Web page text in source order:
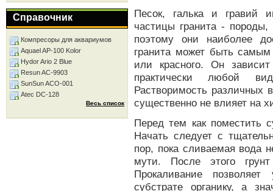
Песок, галька и гравий
частицы гранита -
поэтому они наиболее
гранита может быть самым
или красного. Он
практически любой
Растворимость различных
существенно не влияет на
Перед тем как поместить
Начать следует с
пор, пока сливаемая вода
мути. После этого
Прокаливание
субстрате органику, а
Справочник
Компресоры для аквариумов
Aquael AP-100 Kolor
Hydor Ario 2 Blue
Resun AC-9903
SunSun ACO-001
Atec DC-128
Весь список